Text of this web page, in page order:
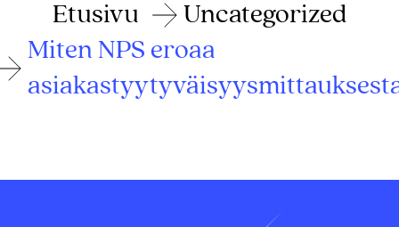
Etusivu
Uncategorized
Miten NPS eroaa